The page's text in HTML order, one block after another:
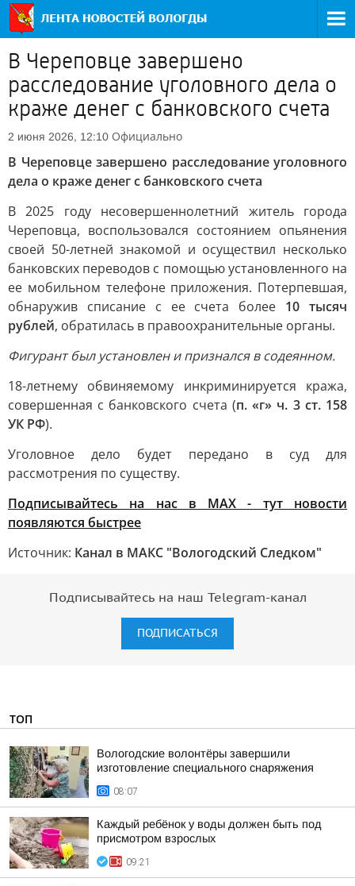
В Череповце завершено
расследование уголовного дела о
краже денег с банковского счета
2 июня 2026, 12:10 Официально
В Череповце завершено расследование уголовного
дела о краже денег с банковского счета
В 2025 году несовершеннолетний житель города
Череповца, воспользовался состоянием опьянения
своей 50-летней знакомой и осуществил несколько
банковских переводов с помощью установленного на
ее мобильном телефоне приложения. Потерпевшая,
обнаружив списание с ее счета более 10 тысяч
рублей, обратилась в правоохранительные органы.
Фигурант был установлен и признался в содеянном.
18-летнему обвиняемому инкриминируется кража,
совершенная с банковского счета (п. «г» ч. 3 ст. 158
УК РФ).
Уголовное дело будет передано в суд для
рассмотрения по существу.
Подписывайтесь на нас в MAX - тут новости
появляются быстрее
Источник: Канал в МАКС "Вологодский Следком"
Подписывайтесь на наш Telegram-канал
ПОДПИСАТЬСЯ
ТОП
Вологодские волонтёры завершили
изготовление специального снаряжения
08:07
Каждый ребёнок у воды должен быть под
присмотром взрослых
09:21